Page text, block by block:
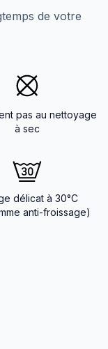
de votre
pas au nettoyage
à sec
délicat à 30°C
anti-froissage)